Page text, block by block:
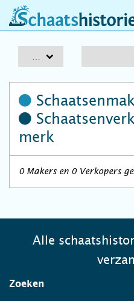
schaatshistorie.nl
merk
0 Makers en 0 Verkopers
Alle
Zoeken